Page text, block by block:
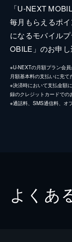
「U-NEXT
毎月もらえるポ
になるモバイル
OBILE」のお申し
※U-NEXTの月額プラン会
月額基本料の支払いに充て
※決済時において支払金額
録のクレジットカードでの
※通話料、SMS通信料、オ
よくあ